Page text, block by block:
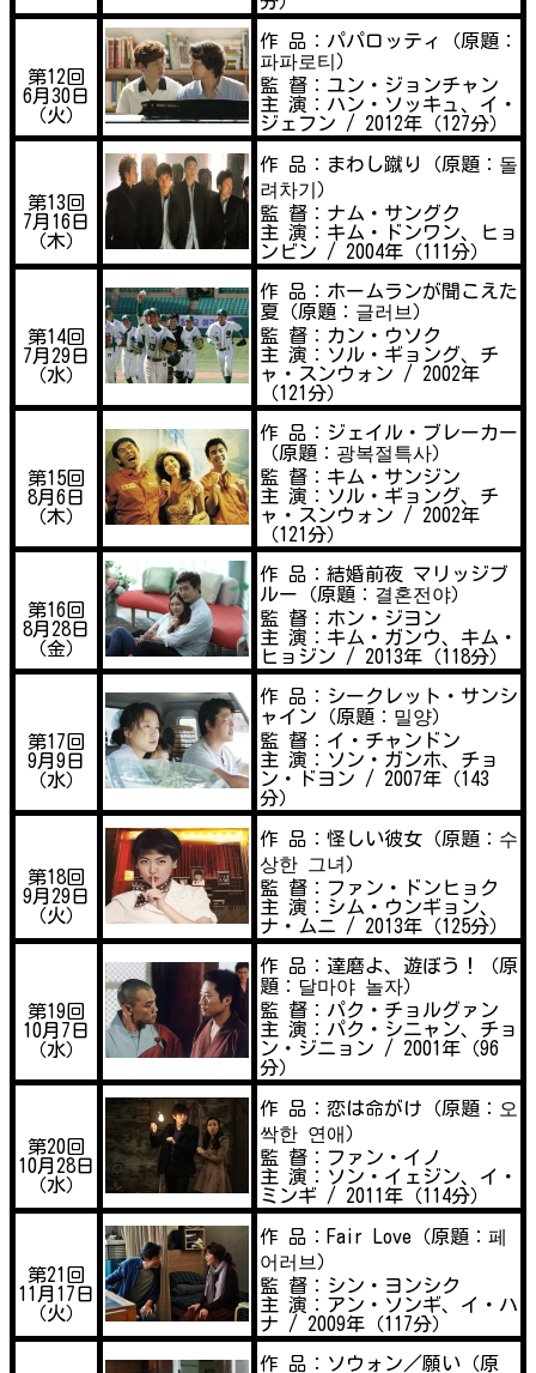
第12回
6月30日
（火）
作 品：パパロッティ（原題：
파파로티）
監 督：ユン・ジョンチャン
主 演：ハン・ソッキュ、イ・
ジェフン / 2012年（127分）
第13回
7月16日
（木）
作 品：まわし蹴り（原題：돌
려차기）
監 督：ナム・サングク
主 演：キム・ドンワン、ヒョ
ンビン / 2004年（111分）
第14回
7月29日
（水）
作 品：ホームランが聞こえた
夏（原題：글러브）
監 督：カン・ウソク
主 演：ソル・ギョング、チ
ャ・スンウォン / 2002年
（121分）
第15回
8月6日
（木）
作 品：ジェイル・ブレーカー
（原題：광복절특사）
監 督：キム・サンジン
主 演：ソル・ギョング、チ
ャ・スンウォン / 2002年
（121分）
第16回
8月28日
（金）
作 品：結婚前夜 マリッジブ
ルー（原題：결혼전야）
監 督：ホン・ジヨン
主 演：キム・ガンウ、キム・
ヒョジン / 2013年（118分）
第17回
9月9日
（水）
作 品：シークレット・サンシ
ャイン（原題：밀양）
監 督：イ・チャンドン
主 演：ソン・ガンホ、チョ
ン・ドヨン / 2007年（143
分）
第18回
9月29日
（火）
作 品：怪しい彼女（原題：수
상한 그녀）
監 督：ファン・ドンヒョク
主 演：シム・ウンギョン、
ナ・ムニ / 2013年（125分）
第19回
10月7日
（水）
作 品：達磨よ、遊ぼう！（原
題：달마야 놀자）
監 督：パク・チョルグァン
主 演：パク・シニャン、チョ
ン・ジニョン / 2001年（96
分）
第20回
10月28日
（水）
作 品：恋は命がけ（原題：오
싹한 연애）
監 督：ファン・イノ
主 演：ソン・イェジン、イ・
ミンギ / 2011年（114分）
第21回
11月17日
（火）
作 品：Fair Love（原題：페
어러브）
監 督：シン・ヨンシク
主 演：アン・ソンギ、イ・ハ
ナ / 2009年（117分）
作 品：ソウォン／願い（原